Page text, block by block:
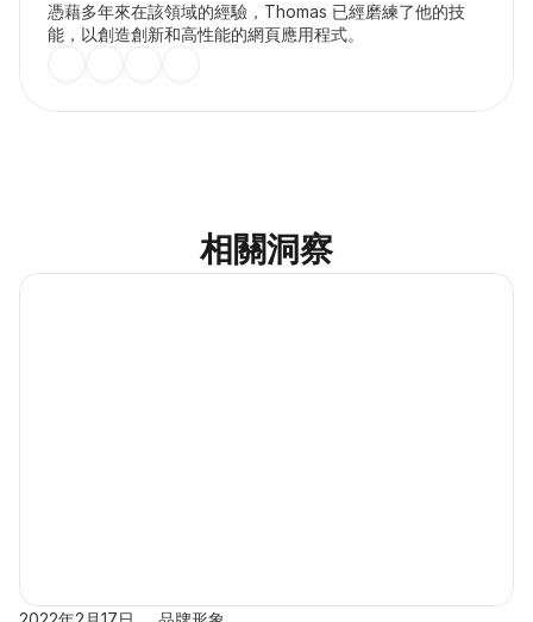
憑藉多年來在該領域的經驗，Thomas 已經磨練了他的技
能，以創造創新和高性能的網頁應用程式。
相關洞察